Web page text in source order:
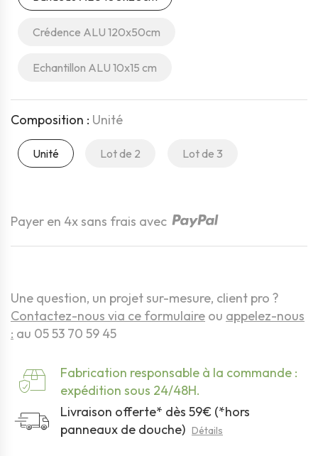
Crédence ALU 120x50cm
Echantillon ALU 10x15 cm
Composition : Unité
Unité Lot de 2 Lot de 3
Payer en 4x sans frais avec
Une question, un projet sur-mesure, client pro ?
Contactez-nous via ce formulaire ou appelez-nous
: au 05 53 70 59 45
Fabrication responsable à la commande :
expédition sous 24/48H.
Livraison offerte* dès 59€ (*hors
panneaux de douche) Détails